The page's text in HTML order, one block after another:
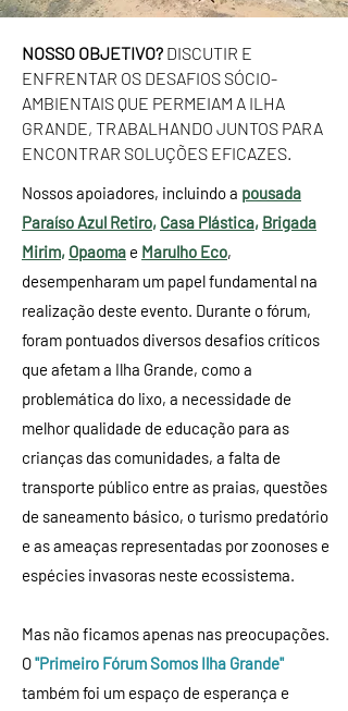
NOSSO OBJETIVO? DISCUTIR E
ENFRENTAR OS DESAFIOS SÓCIO-
AMBIENTAIS QUE PERMEIAM A ILHA
GRANDE, TRABALHANDO JUNTOS PARA
ENCONTRAR SOLUÇÕES EFICAZES.
Nossos apoiadores, incluindo a pousada
Paraíso Azul Retiro, Casa Plástica, Brigada
Mirim, Opaoma e Marulho Eco,
desempenharam um papel fundamental na
realização deste evento. Durante o fórum,
foram pontuados diversos desafios críticos
que afetam a Ilha Grande, como a
problemática do lixo, a necessidade de
melhor qualidade de educação para as
crianças das comunidades, a falta de
transporte público entre as praias, questões
de saneamento básico, o turismo predatório
e as ameaças representadas por zoonoses e
espécies invasoras neste ecossistema.
Mas não ficamos apenas nas preocupações.
O"Primeiro Fórum Somos Ilha Grande"
também foi um espaço de esperança e